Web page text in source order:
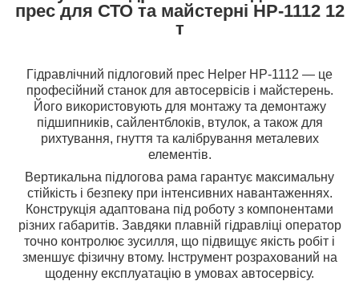
прес для СТО та майстерні HP-1112 12
т
Гідравлічний підлоговий прес Helper HP-1112 — це
професійний станок для автосервісів і майстерень.
Його використовують для монтажу та демонтажу
підшипників, сайлентблоків, втулок, а також для
рихтування, гнуття та калібрування металевих
елементів.
Вертикальна підлогова рама гарантує максимальну
стійкість і безпеку при інтенсивних навантаженнях.
Конструкція адаптована під роботу з компонентами
різних габаритів. Завдяки плавній гідравліці оператор
точно контролює зусилля, що підвищує якість робіт і
зменшує фізичну втому. Інструмент розрахований на
щоденну експлуатацію в умовах автосервісу.